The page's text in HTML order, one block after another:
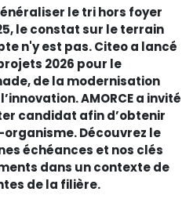
le tri hors foyer
le constat sur le terrain
n'y est pas. Citeo a lancé
2026 pour le
de la modernisation
AMORCE a invité
candidat afin d’obtenir
Découvrez le
échéances et nos clés
dans un contexte de
de la filière.